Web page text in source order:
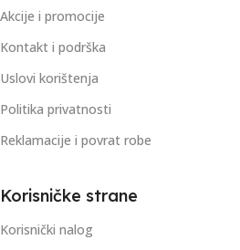
Akcije i promocije
Kontakt i podrška
Uslovi korištenja
Politika privatnosti
Reklamacije i povrat robe
Korisničke strane
Korisnički nalog